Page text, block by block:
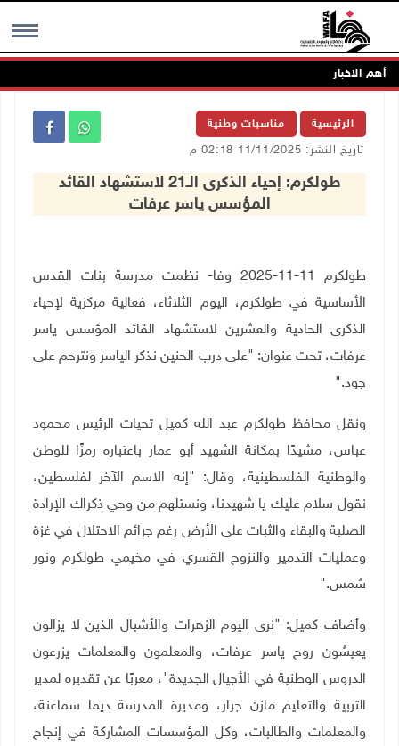
MENU أهم الاخبار
الرئيسية مناسبات وطنية
تاريخ النشر: 11/11/2025 02:18 م
طولكرم: إحياء الذكرى الـ21 لاستشهاد القائد
المؤسس ياسر عرفات
طولكرم 11-11-2025 وفا- نظمت مدرسة بنات القدس
الأساسية في طولكرم، اليوم الثلاثاء، فعالية مركزية لإحياء
الذكرى الحادية والعشرين لاستشهاد القائد المؤسس ياسر
عرفات، تحت عنوان: "على درب الحنين نذكر الياسر ونترحم على
جود".
ونقل محافظ طولكرم عبد الله كميل تحيات الرئيس محمود
عباس، مشيدًا بمكانة الشهيد أبو عمار باعتباره رمزًا للوطن
والوطنية الفلسطينية، وقال: "إنه الاسم الآخر لفلسطين،
نقول سلام عليك يا شهيدنا، ونستلهم من وحي ذكراك الإرادة
الصلبة والبقاء والثبات على الأرض رغم جرائم الاحتلال في غزة
وعمليات التدمير والنزوح القسري في مخيمي طولكرم ونور
شمس".
وأضاف كميل: "نرى اليوم الزهرات والأشبال الذين لا يزالون
يعيشون روح ياسر عرفات، والمعلمون والمعلمات يزرعون
الدروس الوطنية في الأجيال الجديدة"، معربًا عن تقديره لمدير
التربية والتعليم مازن جرار، ومديرة المدرسة ديما سماعنة،
والمعلمات والطالبات، وكل المؤسسات المشاركة في إنجاح